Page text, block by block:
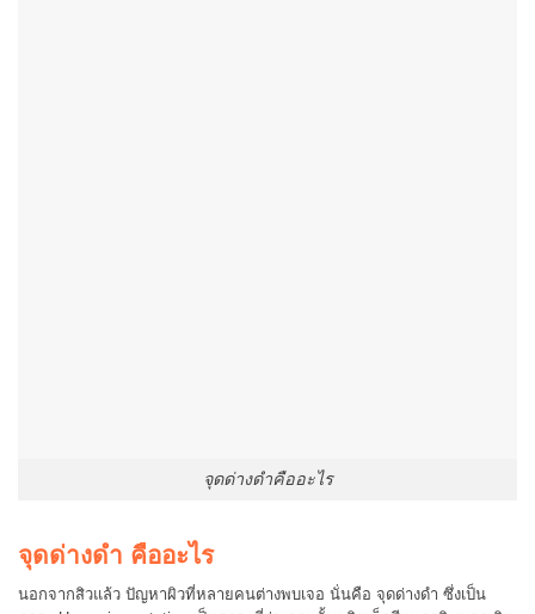
จุดด่างดำคืออะไร
จุดด่างดำ คืออะไร
นอกจากสิวแล้ว ปัญหาผิวที่หลายคนต่างพบเจอ นั่นคือ จุดด่างดำ ซึ่งเป็น